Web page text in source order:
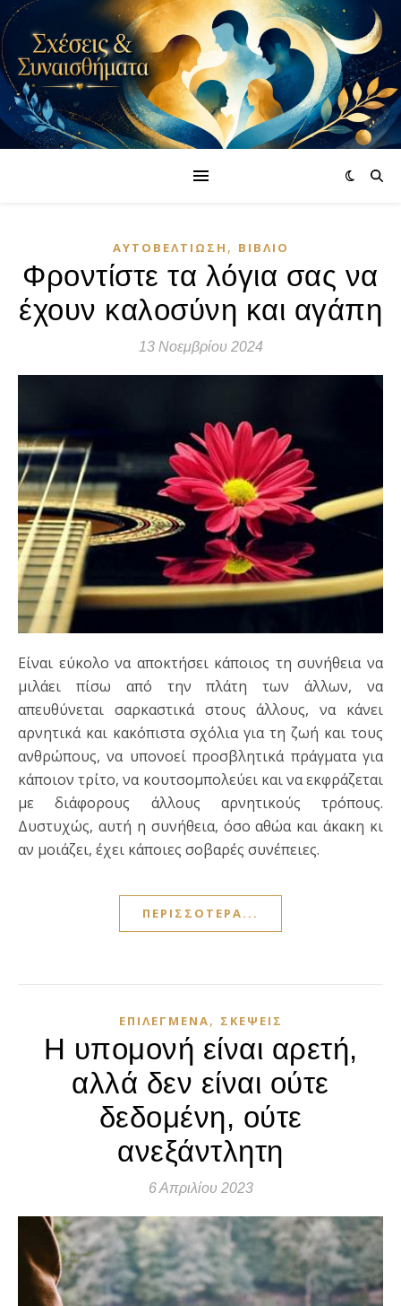
ΑΥΤΟΒΕΛΤΊΩΣΗ , ΒΙΒΛΊΟ
Φροντίστε τα λόγια σας να
έχουν καλοσύνη και αγάπη
13 Νοεμβρίου 2024
Είναι εύκολο να αποκτήσει κάποιος τη συνήθεια να
μιλάει πίσω από την πλάτη των άλλων, να
απευθύνεται σαρκαστικά στους άλλους, να κάνει
αρνητικά και κακόπιστα σχόλια για τη ζωή και τους
ανθρώπους, να υπονοεί προσβλητικά πράγματα για
κάποιον τρίτο, να κουτσομπολεύει και να εκφράζεται
με διάφορους άλλους αρνητικούς τρόπους.
Δυστυχώς, αυτή η συνήθεια, όσο αθώα και άκακη κι
αν μοιάζει, έχει κάποιες σοβαρές συνέπειες.
ΠΕΡΙΣΣΌΤΕΡΑ...
ΕΠΙΛΕΓΜΈΝΑ, ΣΚΈΨΕΙΣ
Η υπομονή είναι αρετή,
αλλά δεν είναι ούτε
δεδομένη, ούτε
ανεξάντλητη
6 Απριλίου 2023